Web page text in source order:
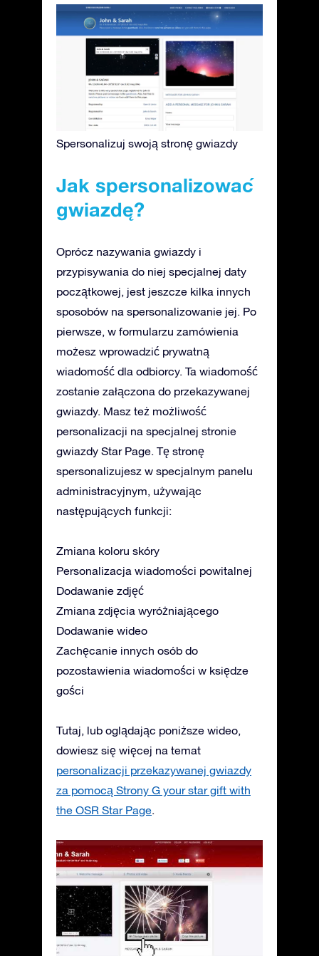
Spersonalizuj swoją stronę gwiazdy
Jak spersonalizować
gwiazdę?
Oprócz nazywania gwiazdy i
przypisywania do niej specjalnej daty
początkowej, jest jeszcze kilka innych
sposobów na spersonalizowanie jej. Po
pierwsze, w formularzu zamówienia
możesz wprowadzić prywatną
wiadomość dla odbiorcy. Ta wiadomość
zostanie załączona do przekazywanej
gwiazdy. Masz też możliwość
personalizacji na specjalnej stronie
gwiazdy Star Page. Tę stronę
spersonalizujesz w specjalnym panelu
administracyjnym, używając
następujących funkcji:
Zmiana koloru skóry
Personalizacja wiadomości powitalnej
Dodawanie zdjęć
Zmiana zdjęcia wyróżniającego
Dodawanie wideo
Zachęcanie innych osób do
pozostawienia wiadomości w księdze
gości
Tutaj, lub oglądając poniższe wideo,
dowiesz się więcej na temat
personalizacji przekazywanej gwiazdy
za pomocą Strony G your star gift with
the OSR Star Page.